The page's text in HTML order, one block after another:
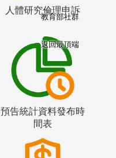
人體研究倫理申訴
預告統計資料發布時
間表
教育部社群
返回最頂端